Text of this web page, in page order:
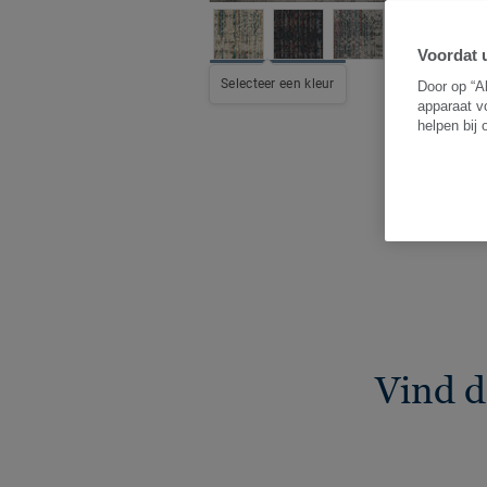
Selecteer een kleur
Vind
Voordat
Door op
apparaat
helpen bij